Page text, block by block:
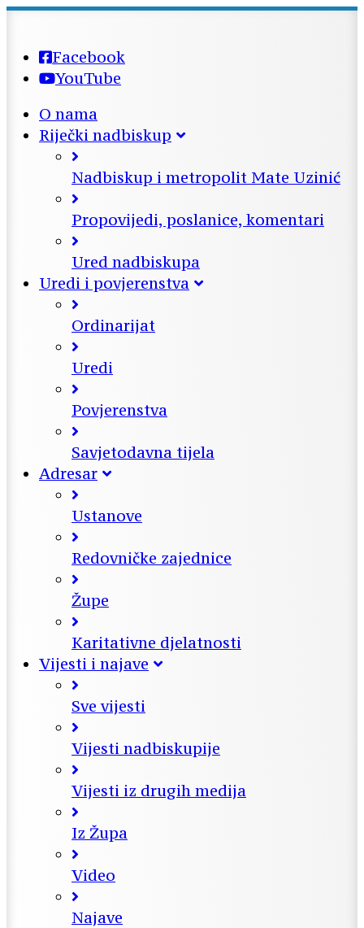
Facebook
YouTube
O nama
Riječki nadbiskup
Nadbiskup i metropolit Mate Uzinić
Propovijedi, poslanice, komentari
Ured nadbiskupa
Uredi i povjerenstva
Ordinarijat
Uredi
Povjerenstva
Savjetodavna tijela
Adresar
Ustanove
Redovničke zajednice
Župe
Karitativne djelatnosti
Vijesti i najave
Sve vijesti
Vijesti nadbiskupije
Vijesti iz drugih medija
Iz Župa
Video
Najave